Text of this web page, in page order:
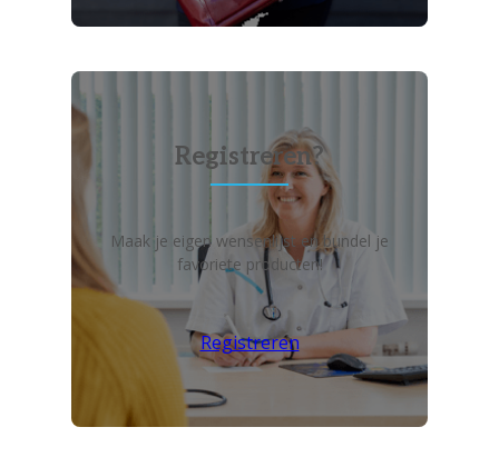
Registreren?
Maak je eigen wensenlijst en bundel je
favoriete producten!
Registreren